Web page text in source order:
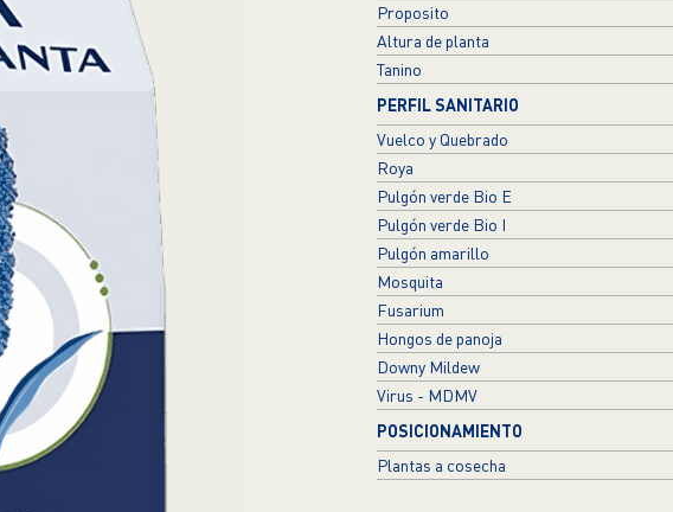
Proposito
Altura de planta
Tanino
PERFIL SANITARIO
Vuelco y Quebrado
Roya
Pulgón verde Bio E
Pulgón verde Bio I
Pulgón amarillo
Mosquita
Fusarium
Hongos de panoja
Downy Mildew
Virus - MDMV
POSICIONAMIENTO
Plantas a cosecha